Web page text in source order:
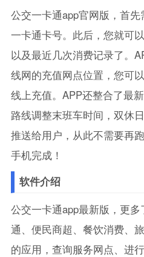
公交一卡通app官网版，首
一卡通卡号。此后，您就可
以及最近几次消费记录了。
线网的充值网点位置，您可
线上充值。APP还整合了最
路线调整末班车时间，双休
推送给用户，从此不需要再
手机完成！
软件介绍
公交一卡通app最新版，更
通、便民商超、餐饮消费、
的应用，查询服务网点、进